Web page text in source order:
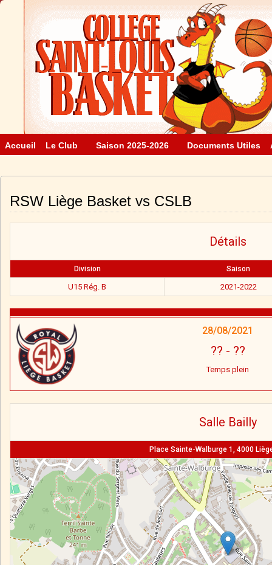
Accueil Le Club Saison 2025-2026 Documents Utiles
RSW Liège Basket vs CSLB
Détails
Division Saison
U15 Rég. B 2021-2022
28/08/2021
?? - ??
Temps plein
Salle Bailly
Place Sainte-Walburge 1, 4000